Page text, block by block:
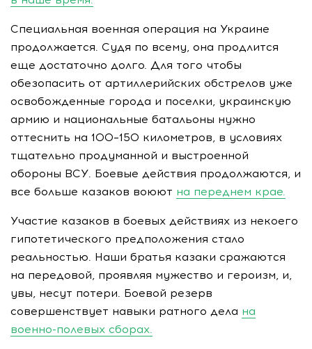
Специальная военная операция на Украине
продолжается. Судя по всему, она продлится
еще достаточно долго. Для того чтобы
обезопасить от артиллерийских обстрелов уже
освобожденные города и поселки, украинскую
армию и национальные батальоны нужно
оттеснить на 100–150 километров, в условиях
тщательно продуманной и выстроенной
обороны ВСУ. Боевые действия продолжаются, и
все больше казаков воюют на переднем крае.
Участие казаков в боевых действиях из некоего
гипотетического предположения стало
реальностью. Наши братья казаки сражаются
на передовой, проявляя мужество и героизм, и,
увы, несут потери. Боевой резерв
совершенствует навыки ратного дела на
военно-полевых сборах.